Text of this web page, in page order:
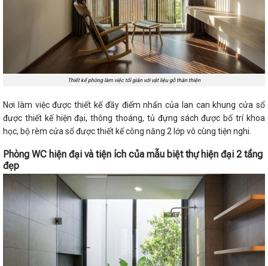
Thiết kế phòng làm việc tối giản với vật liệu gỗ thân thiện
Nơi làm việc được thiết kế đầy điểm nhấn của lan can khung cửa sổ
được thiết kế hiện đại, thông thoáng, tủ đựng sách được bố trí khoa
học, bộ rèm cửa sổ được thiết kế công năng 2 lớp vô cùng tiện nghi.
Phòng WC hiện đại và tiện ích của mẫu biệt thự hiện đại 2 tầng
đẹp